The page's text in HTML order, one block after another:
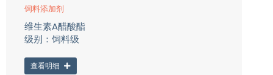
饲料添加剂
维生素A醋酸酯
级别：饲料级
查看明细